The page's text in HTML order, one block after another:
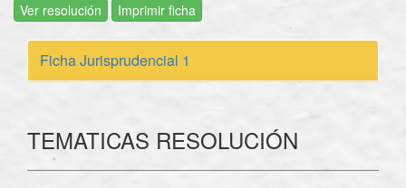
Ver resolución
Imprimir ficha
Ficha Jurisprudencial 1
TEMATICAS RESOLUCIÓN